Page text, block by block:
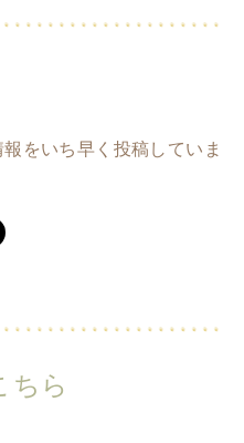
をいち早く投稿していま
ちら